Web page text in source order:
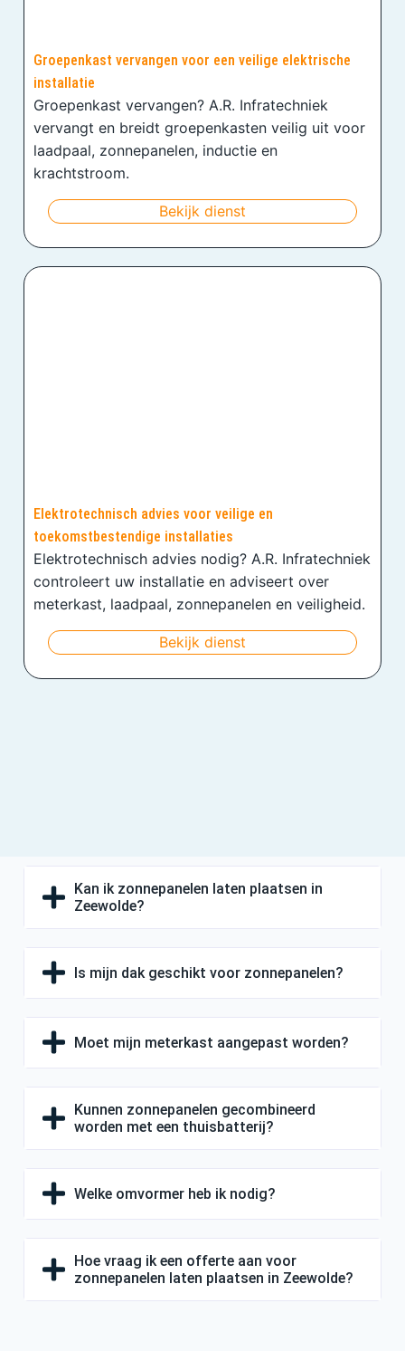
Groepenkast vervangen voor een veilige elektrische
installatie
Groepenkast vervangen? A.R. Infratechniek
vervangt en breidt groepenkasten veilig uit voor
laadpaal, zonnepanelen, inductie en
krachtstroom.
Bekijk dienst
Elektrotechnisch advies voor veilige en
toekomstbestendige installaties
Elektrotechnisch advies nodig? A.R. Infratechniek
controleert uw installatie en adviseert over
meterkast, laadpaal, zonnepanelen en veiligheid.
Bekijk dienst
Kan ik zonnepanelen laten plaatsen in
Zeewolde?
Is mijn dak geschikt voor zonnepanelen?
Moet mijn meterkast aangepast worden?
Kunnen zonnepanelen gecombineerd
worden met een thuisbatterij?
Welke omvormer heb ik nodig?
Hoe vraag ik een offerte aan voor
zonnepanelen laten plaatsen in Zeewolde?